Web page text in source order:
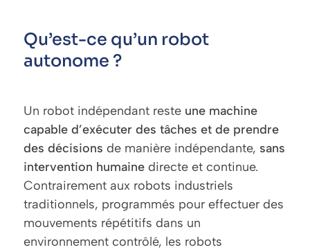
Qu’est-ce qu’un robot
autonome ?
Un robot indépendant reste une machine
capable d’exécuter des tâches et de prendre
des décisions de manière indépendante, sans
intervention humaine directe et continue.
Contrairement aux robots industriels
traditionnels, programmés pour effectuer des
mouvements répétitifs dans un
environnement contrôlé, les robots